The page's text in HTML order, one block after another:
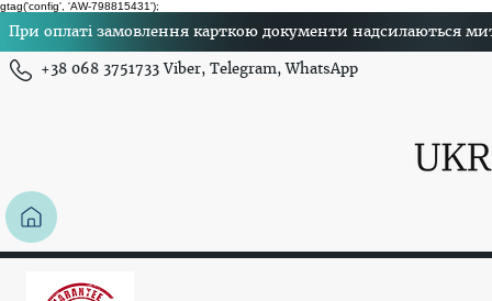
gtag('config', 'AW-798815431');
При оплаті замовлення карткою документи надсилаються
+38 068 3751733 Viber, Telegram, WhatsApp